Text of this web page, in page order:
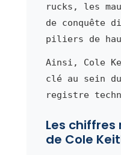
rucks, les
de conquête
piliers de
Ainsi, Cole
clé au sein
registre
Les
de Cole